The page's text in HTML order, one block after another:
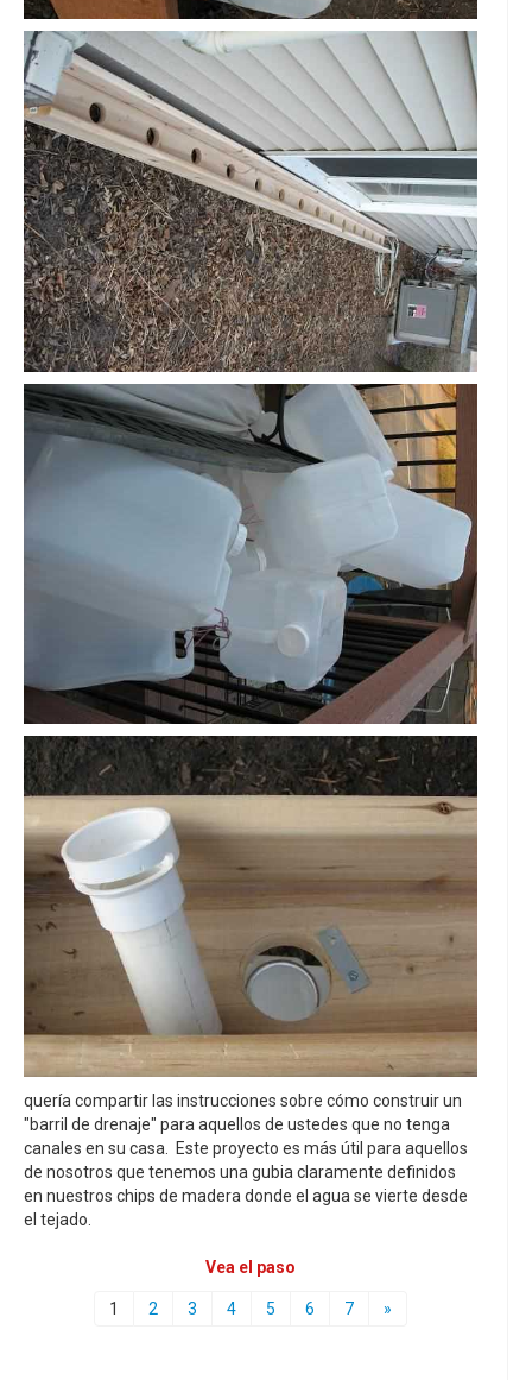
quería compartir las instrucciones sobre cómo construir un
"barril de drenaje" para aquellos de ustedes que no tenga
canales en su casa. Este proyecto es más útil para aquellos
de nosotros que tenemos una gubia claramente definidos
en nuestros chips de madera donde el agua se vierte desde
el tejado.
Vea el paso
1 2 3 4 5 6 7 »